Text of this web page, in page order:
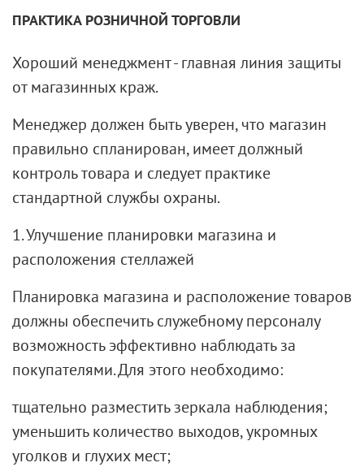
ПРАКТИКА РОЗНИЧНОЙ ТОРГОВЛИ
Хороший менеджмент - главная линия защиты
от магазинных краж.
Менеджер должен быть уверен, что магазин
правильно спланирован, имеет должный
контроль товара и следует практике
стандартной службы охраны.
1. Улучшение планировки магазина и
расположения стеллажей
Планировка магазина и расположение товаров
должны обеспечить служебному персоналу
возможность эффективно наблюдать за
покупателями. Для этого необходимо:
тщательно разместитьзеркала наблюдения;
уменьшить количество выходов, укромных
уголков и глухих мест;